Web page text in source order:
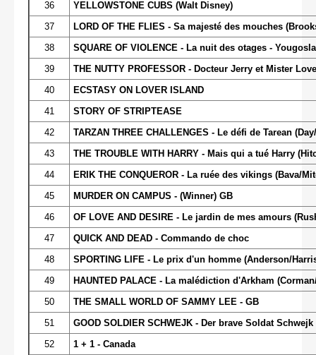
36
YELLOWSTONE CUBS (Walt Disney)
37
LORD OF THE FLIES - Sa majesté des mouches
38
SQUARE OF VIOLENCE - La nuit des otages -
39
THE NUTTY PROFESSOR - Docteur Jerry et Mister
40
ECSTASY ON LOVER ISLAND
41
STORY OF STRIPTEASE
42
TARZAN THREE CHALLENGES - Le défi de Tarean
43
THE TROUBLE WITH HARRY - Mais qui a tué Harry
44
ERIK THE CONQUEROR - La ruée des vikings (Bava/
45
MURDER ON CAMPUS - (Winner) GB
46
OF LOVE AND DESIRE - Le jardin de mes amours
47
QUICK AND DEAD - Commando de choc
48
SPORTING LIFE - Le prix d'un homme (Anderson/
49
HAUNTED PALACE - La malédiction d'Arkham
50
THE SMALL WORLD OF SAMMY LEE - GB
51
GOOD SOLDIER SCHWEJK - Der brave Soldat
52
1 + 1 - Canada